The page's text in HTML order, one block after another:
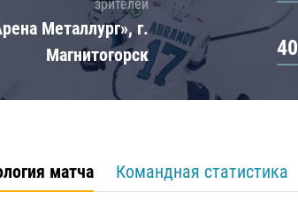
зрителей
Металлург», г.
Магнитогорск
40
матча Командная статистика